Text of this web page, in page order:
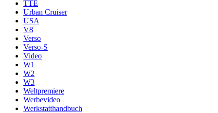
TTE
Urban Cruiser
USA
V8
Verso
Verso-S
Video
W1
W2
W3
Weltpremiere
Werbevideo
Werkstatthandbuch